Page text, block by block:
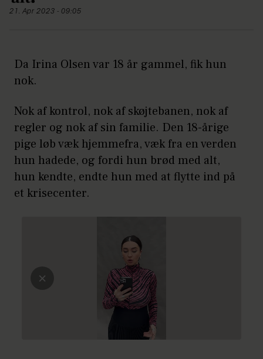
21. Apr 2023 - 09:05
Da Irina Olsen var 18 år gammel, fik hun
nok.
Nok af kontrol, nok af skøjtebanen, nok af
regler og nok af sin familie. Den 18-årige
pige løb væk hjemmefra, væk fra en verden
hun hadede, og fordi hun brød med alt,
hun kendte, endte hun med at flytte ind på
et krisecenter.